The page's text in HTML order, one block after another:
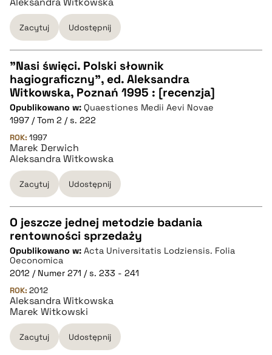
Zacytuj Udostępnij
CZYSTY TEKST
pobierz cytat
BIBTEX
pobierz cytat
"Nasi święci. Polski słownik
hagiograficzny", ed. Aleksandra
Witkowska, Poznań 1995 : [recenzja]
Opublikowano w: Quaestiones Medii Aevi Novae
1997 / Tom 2 / s. 222
ROK: 1997
Marek Derwich
Aleksandra Witkowska
Zacytuj Udostępnij
CZYSTY TEKST
pobierz cytat
BIBTEX
pobierz cytat
O jeszcze jednej metodzie badania
rentowności sprzedaży
Opublikowano w: Acta Universitatis Lodziensis. Folia
Oeconomica
2012 / Numer 271 / s. 233 - 241
ROK: 2012
Aleksandra Witkowska
Marek Witkowski
Zacytuj Udostępnij